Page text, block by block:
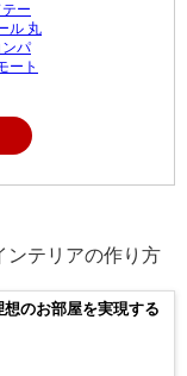
ー
ル 丸
ンパ
ート
ンテリアの作り方
のお部屋を実現する